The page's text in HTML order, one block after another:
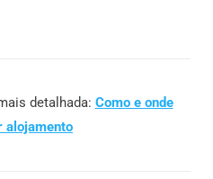
detalhada: Como e onde
alojamento